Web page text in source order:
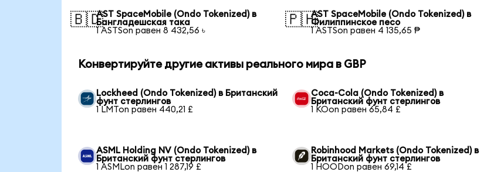
🇧🇩AST SpaceMobile (Ondo Tokenized) в
Бангладешская така
1 ASTSon равен 8 432,56 ৳
🇵🇭AST SpaceMobile (Ondo Tokenized) в
Филиппинское песо
1 ASTSon равен 4 135,65 ₱
Конвертируйте другие активы реального мира в GBP
Lockheed (Ondo Tokenized) в Британский
фунт стерлингов
1 LMTon равен 440,21 £
Coca-Cola (Ondo Tokenized) в
Британский фунт стерлингов
1 KOon равен 65,84 £
ASML Holding NV (Ondo Tokenized) в
Британский фунт стерлингов
1 ASMLon равен 1 287,19 £
Robinhood Markets (Ondo Tokenized) в
Британский фунт стерлингов
1 HOODon равен 69,14 £